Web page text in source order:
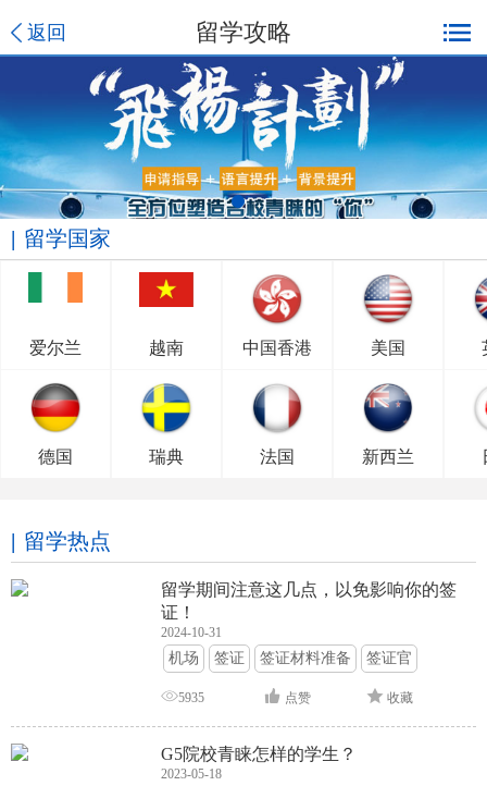
返回 留学攻略
留学国家
爱尔兰 越南 中国香港 美国
德国 瑞典 法国 新西兰
留学热点
留学期间注意这几点，以免影响你的签
证！
2024-10-31
机场 签证 签证材料准备 签证官
签证面试 签证申请攻略
5935 点赞 收藏
G5院校青睐怎样的学生？
2023-05-18